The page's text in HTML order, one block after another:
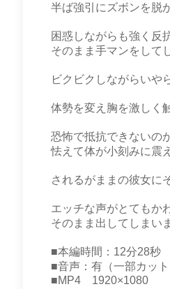
半ば強引にズボンを脱
困惑しながらも強く反
そのまま手マンをして
ビクビクしながらいや
体勢を変え胸を激しく
恐怖で抵抗できないの
怯えて体が小刻みに震
されるがままの彼女に
エッチな声がとてもか
そのまま出してしまい
■本編時間：12分28秒
■音声：有（一部カット
■MP4 1920×1080